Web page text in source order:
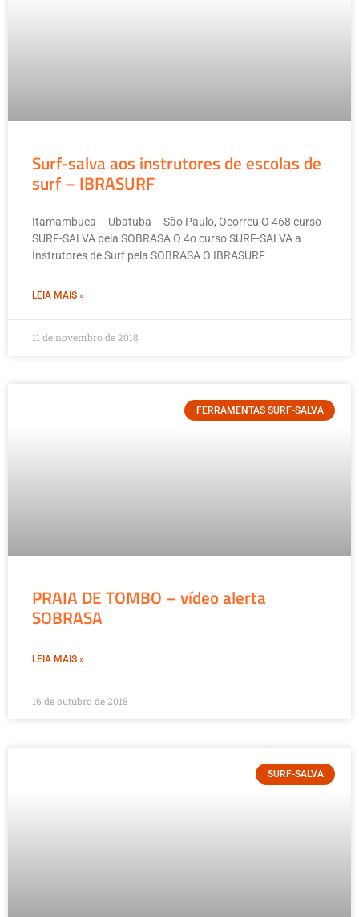
Surf-salva aos instrutores de escolas de
surf – IBRASURF
Itamambuca – Ubatuba – São Paulo, Ocorreu O 468 curso
SURF-SALVA pela SOBRASA O 4o curso SURF-SALVA a
Instrutores de Surf pela SOBRASA O IBRASURF
LEIA MAIS »
11 de novembro de 2018
FERRAMENTAS SURF-SALVA
PRAIA DE TOMBO – vídeo alerta
SOBRASA
LEIA MAIS »
16 de outubro de 2018
SURF-SALVA